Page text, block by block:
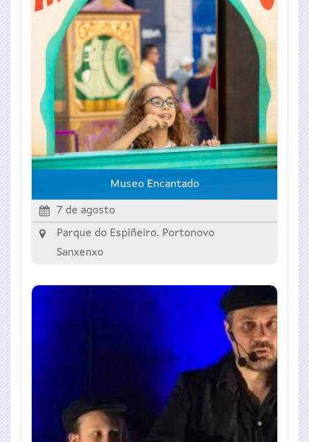
Museo Encantado
7 de agosto
Parque do Espiñeiro. Portonovo
Sanxenxo